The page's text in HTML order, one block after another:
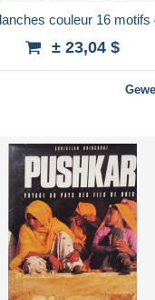
couleur 16 motifs
± 23,04 $